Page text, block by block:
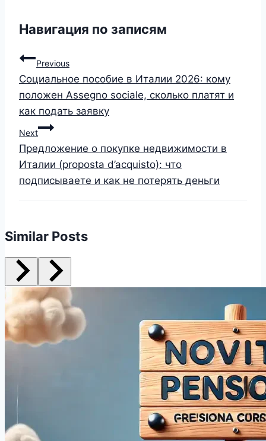
Навигация по записям
Previous
Социальное пособие в Италии 2026: кому
положен Assegno sociale, сколько платят и
как подать заявку
Next
Предложение о покупке недвижимости в
Италии (proposta d’acquisto): что
подписываете и как не потерять деньги
Similar Posts